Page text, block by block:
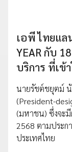
เอพี ไทยแล
YEAR กับ
บริการ ที่เข้
นายรัชต์ชยุตม์
(President-
(มหาชน) ซึ่งจะ
2568 ตามประก
ประเทศไทย